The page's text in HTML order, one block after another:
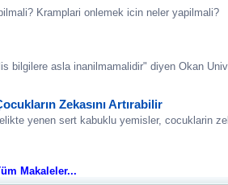
Kramplari onlemek icin neler yapilmali?
bilgilere asla inanilmamalidir" diyen Okan
Zekasını Artırabilir
yenen sert kabuklu yemisler, cocuklarin
Makaleler...